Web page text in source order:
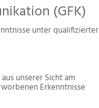
(GFK)
unter qualifizierter
unserer Sicht am
Erkenntnisse